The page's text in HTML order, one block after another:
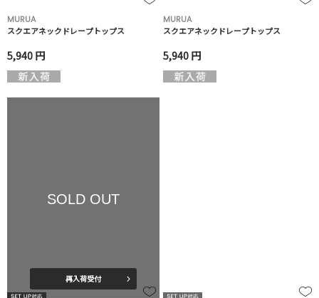
MURUA
スクエアネックドレープトップス
5,940 円
MURUA
スクエアネックドレープトップス
5,940 円
SOLD OUT
再入荷受付